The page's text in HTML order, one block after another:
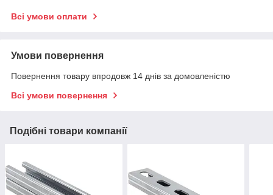
Всі умови оплати
Умови повернення
Повернення товару впродовж 14 днів за домовленістю
Всі умови повернення
Подібні товари компанії